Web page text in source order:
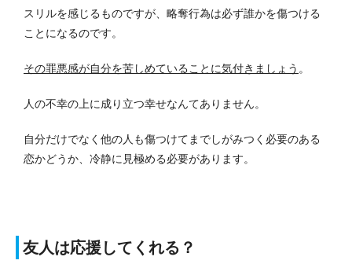
スリルを感じるものですが、略奪行為は必ず誰かを傷つける
ことになるのです。
その罪悪感が自分を苦しめていることに気付きましょう 。
人の不幸の上に成り立つ幸せなんてありません。
自分だけでなく他の人も傷つけてまでしがみつく必要のある
恋かどうか、冷静に見極める必要があります。
友人は応援してくれる？